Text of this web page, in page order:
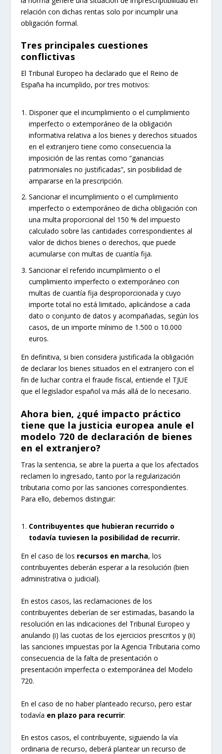
relación con dichas rentas solo por incumplir una
obligación formal.
Tres principales cuestiones
conflictivas
El Tribunal Europeo ha declarado que el Reino de
España ha incumplido, por tres motivos:
Disponer que el incumplimiento o el cumplimiento
imperfecto o extemporáneo de la obligación
informativa relativa a los bienes y derechos situados
en el extranjero tiene como consecuencia la
imposición de las rentas como “ganancias
patrimoniales no justificadas”, sin posibilidad de
ampararse en la prescripción.
Sancionar el incumplimiento o el cumplimiento
imperfecto o extemporáneo de dicha obligación con
una multa proporcional del 150 % del impuesto
calculado sobre las cantidades correspondientes al
valor de dichos bienes o derechos, que puede
acumularse con multas de cuantía fija.
Sancionar el referido incumplimiento o el
cumplimiento imperfecto o extemporáneo con
multas de cuantía fija desproporcionada y cuyo
importe total no está limitado, aplicándose a cada
dato o conjunto de datos y acompañadas, según los
casos, de un importe mínimo de 1.500 o 10.000
euros.
En definitiva, si bien considera justificada la obligación
de declarar los bienes situados en el extranjero con el
fin de luchar contra el fraude fiscal, entiende el TJUE
que el legislador español va más allá de lo necesario.
Ahora bien, ¿qué impacto práctico
tiene que la justicia europea anule el
modelo 720 de declaración de bienes
en el extranjero?
Tras la sentencia, se abre la puerta a que los afectados
reclamen lo ingresado, tanto por la regularización
tributaria como por las sanciones correspondientes.
Para ello, debemos distinguir:
Contribuyentes que hubieran recurrido o
todavía tuviesen la posibilidad de recurrir.
En el caso de los recursos en marcha, los
contribuyentes deberán esperar a la resolución (bien
administrativa o judicial).
En estos casos, las reclamaciones de los
contribuyentes deberían de ser estimadas, basando la
resolución en las indicaciones del Tribunal Europeo y
anulando (i) las cuotas de los ejercicios prescritos y (ii)
las sanciones impuestas por la Agencia Tributaria como
consecuencia de la falta de presentación o
presentación imperfecta o extemporánea del Modelo
720.
En el caso de no haber planteado recurso, pero estar
todavía en plazo para recurrir:
En estos casos, el contribuyente, siguiendo la vía
ordinaria de recurso, deberá plantear un recurso de